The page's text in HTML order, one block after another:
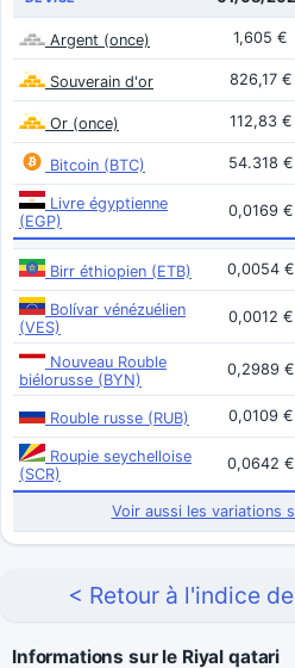
Argent (once) 1,605 €
Souverain d'or 826,17 €
Or (once) 112,83 €
Bitcoin (BTC) 54.318 €
Livre égyptienne
(EGP)
0,0169 €
Birr éthiopien (ETB) 0,0054 €
Bolívar vénézuélien
(VES)
0,0012 €
Nouveau Rouble
biélorusse (BYN)
0,2989 €
Rouble russe (RUB) 0,0109 €
Roupie seychelloise
(SCR)
0,0642 €
Voir aussi les variations
< Retour à l'indice
Informations sur le Riyal qatari